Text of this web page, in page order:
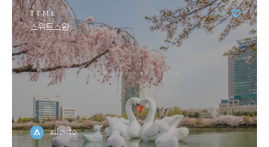
TIME
스위트스완
allowto